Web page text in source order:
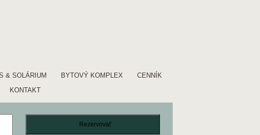
& SOLÁRIUM BYTOVÝ KOMPLEX
CENNÍK
KONTAKT